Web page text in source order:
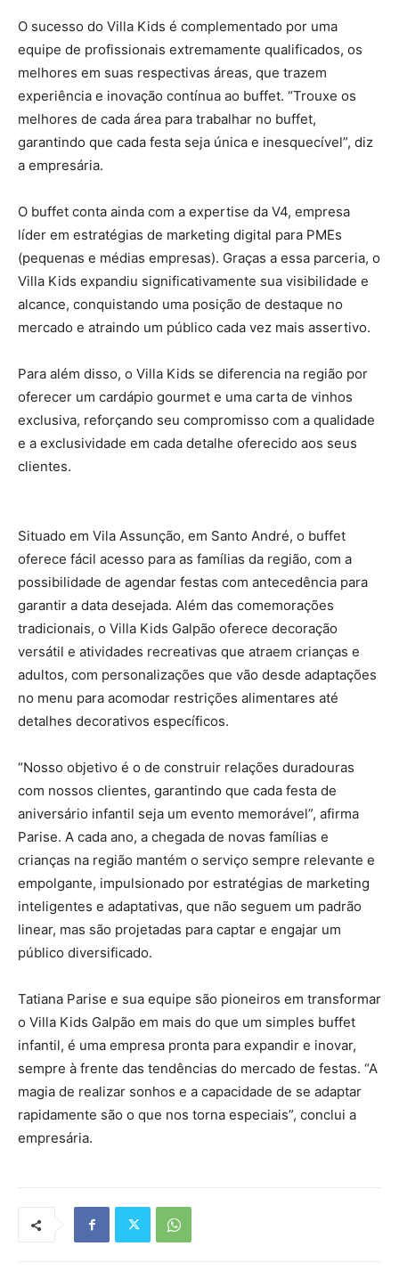
O sucesso do Villa Kids é complementado por uma
equipe de profissionais extremamente qualificados, os
melhores em suas respectivas áreas, que trazem
experiência e inovação contínua ao buffet. “Trouxe os
melhores de cada área para trabalhar no buffet,
garantindo que cada festa seja única e inesquecível”, diz
a empresária.
O buffet conta ainda com a expertise da V4, empresa
líder em estratégias de marketing digital para PMEs
(pequenas e médias empresas). Graças a essa parceria, o
Villa Kids expandiu significativamente sua visibilidade e
alcance, conquistando uma posição de destaque no
mercado e atraindo um público cada vez mais assertivo.
Para além disso, o Villa Kids se diferencia na região por
oferecer um cardápio gourmet e uma carta de vinhos
exclusiva, reforçando seu compromisso com a qualidade
e a exclusividade em cada detalhe oferecido aos seus
clientes.
Situado em Vila Assunção, em Santo André, o buffet
oferece fácil acesso para as famílias da região, com a
possibilidade de agendar festas com antecedência para
garantir a data desejada. Além das comemorações
tradicionais, o Villa Kids Galpão oferece decoração
versátil e atividades recreativas que atraem crianças e
adultos, com personalizações que vão desde adaptações
no menu para acomodar restrições alimentares até
detalhes decorativos específicos.
“Nosso objetivo é o de construir relações duradouras
com nossos clientes, garantindo que cada festa de
aniversário infantil seja um evento memorável”, afirma
Parise. A cada ano, a chegada de novas famílias e
crianças na região mantém o serviço sempre relevante e
empolgante, impulsionado por estratégias de marketing
inteligentes e adaptativas, que não seguem um padrão
linear, mas são projetadas para captar e engajar um
público diversificado.
Tatiana Parise e sua equipe são pioneiros em transformar
o Villa Kids Galpão em mais do que um simples buffet
infantil, é uma empresa pronta para expandir e inovar,
sempre à frente das tendências do mercado de festas. “A
magia de realizar sonhos e a capacidade de se adaptar
rapidamente são o que nos torna especiais”, conclui a
empresária.